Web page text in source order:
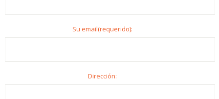
Su email(requerido):
Dirección: